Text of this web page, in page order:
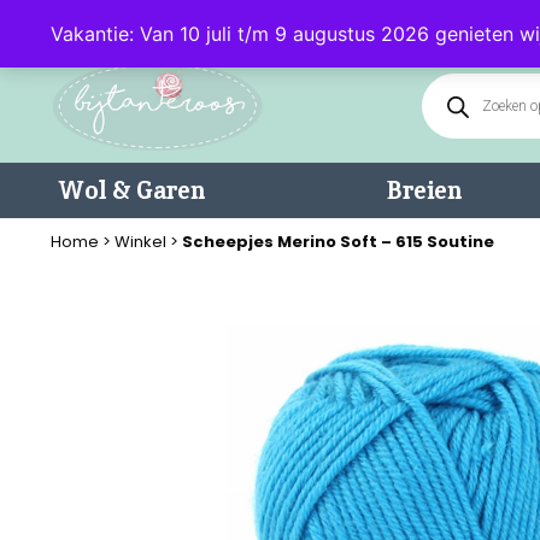
Vakantie: Van 10 juli t/m 9 augustus 2026 genieten
Wol & Garen Breien
Home > Winkel > Scheepjes Merino Soft – 615 Soutine